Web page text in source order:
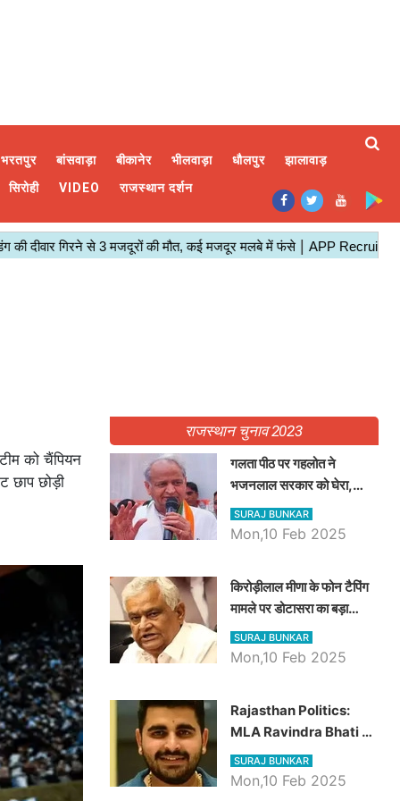
भरतपुर बांसवाड़ा बीकानेर भीलवाड़ा धौलपुर
झालावाड़
सिरोही VIDEO राजस्थान दर्शन
को चैंपियन
छाप छोड़ी
राजस्थान चुनाव 2023
गलता पीठ पर गहलोत ने
भजनलाल सरकार को घेरा,
Video में देखें अब तक बड़ी
खबरें
SURAJ BUNKAR
Mon,10 Feb 2025
किरोड़ीलाल मीणा के फोन टैपिंग
मामले पर डोटासरा का बड़ा
आरोप, वीडियो में देखें AZ बड़ी
खबरें
SURAJ BUNKAR
Mon,10 Feb 2025
Rajasthan Politics:
MLA Ravindra Bhati ने
प्रदेश की शिक्षा व्यवस्था पर
उठाए सवाल, Madan
SURAJ BUNKAR
Mon,10 Feb 2025